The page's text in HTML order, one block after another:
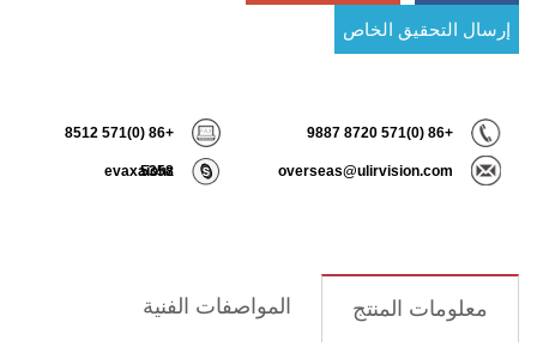
إرسال التحقيق الخاص
+86 (0)571 8720 9887
+86 (0)571 8512
5358 overseas@ulirvision.com
evaxaiohz
معلومات المنتج المواصفات الفنية